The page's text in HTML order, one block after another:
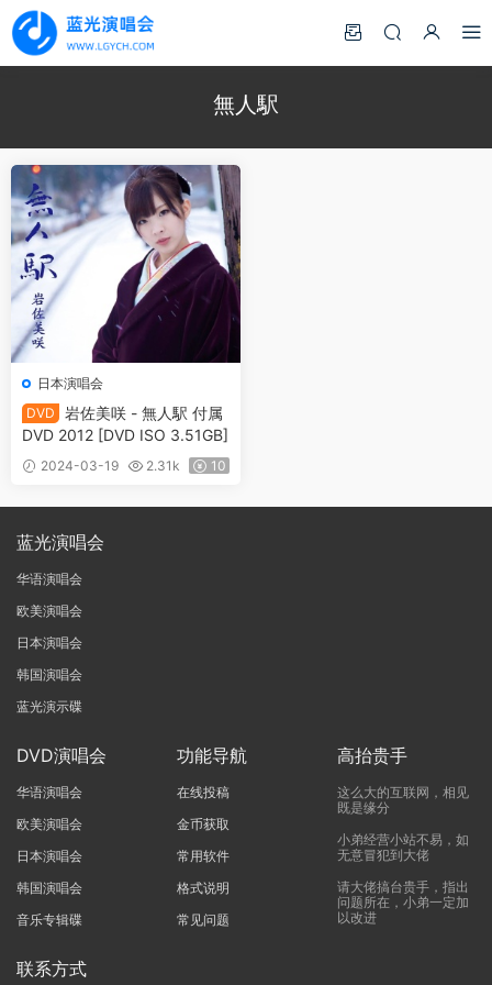
無人駅
日本演唱会
DVD
岩佐美咲 - 無人駅 付属
DVD 2012 [DVD ISO 3.51GB]
2024-03-19 2.31k 10
蓝光演唱会
华语演唱会
欧美演唱会
日本演唱会
韩国演唱会
蓝光演示碟
DVD演唱会
华语演唱会
欧美演唱会
日本演唱会
韩国演唱会
音乐专辑碟
功能导航
在线投稿
金币获取
常用软件
格式说明
常见问题
高抬贵手
这么大的互联网，相见
既是缘分
小弟经营小站不易，如
无意冒犯到大佬
请大佬搞台贵手，指出
问题所在，小弟一定加
以改进
联系方式